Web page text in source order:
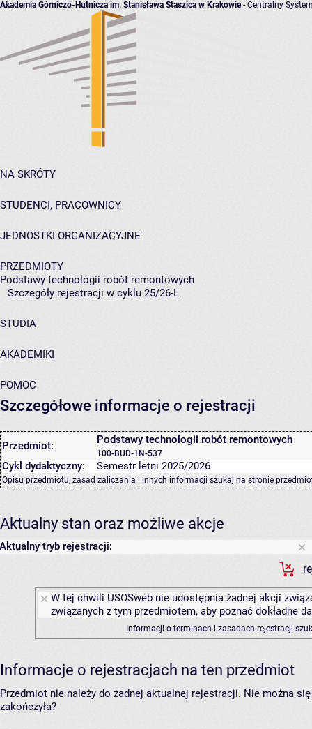
Akademia Górniczo-Hutnicza im. Stanisława Staszica w Krakowie- Centralny
NA SKRÓTY
STUDENCI, PRACOWNICY
JEDNOSTKI ORGANIZACYJNE
PRZEDMIOTY
Podstawy technologii robót remontowych
Szczegóły rejestracji w cyklu 25/26-L
STUDIA
AKADEMIKI
POMOC
Szczegółowe informacje o rejestracji
Przedmiot: Podstawy technologii robót remontowych
100-BUD-1N-537
Cykl dydaktyczny: Semestr letni 2025/2026
Opisu przedmiotu, zasad zaliczania i innych informacji szukaj na stronie
Aktualny stan oraz możliwe akcje
Aktualny tryb rejestracji:
W tej chwili USOSweb nie udostępnia żadnej akcji
związanych z tym przedmiotem, aby poznać dokładne
Informacji o terminach i zasadach rejestracji
Informacje o rejestracjach na ten przedmiot
Przedmiot nie należy do żadnej aktualnej rejestracji. Nie można
zakończyła?